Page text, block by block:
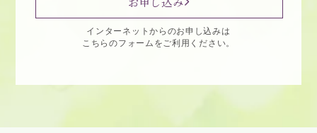
インターネットからのお申し込みは
こちらのフォームをご利用ください。